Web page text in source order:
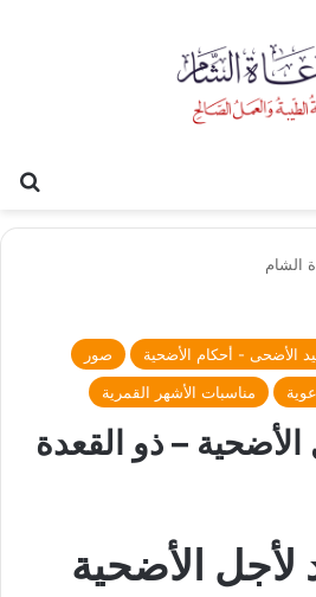
الشام
الأضحى - أحكام الأضحية
صور
مناسبات الأشهر القمرية
الأضحية – ذو القعدة
لأجل الأضحية